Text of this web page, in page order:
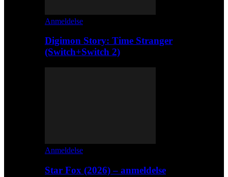
Anmeldelse
Digimon Story: Time Stranger
(Switch+Switch 2)
Anmeldelse
Star Fox (2026) – anmeldelse